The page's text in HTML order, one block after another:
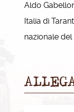
Aldo
Italia di
nazionale del